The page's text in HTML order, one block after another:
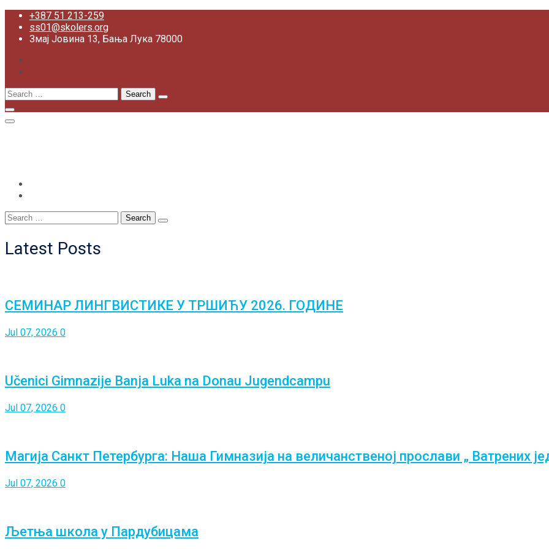
Skip
content
+387 51 213-259
ss01@skolers.org
Змај Јовина 13, Бања Лука 78000
Search
for:
Search
for:
Latest Posts
СЕМИНАР ЛИНГВИСТИКЕ У ТРШИЋУ 2026. ГОДИНЕ
Jul 07, 2026 0
Učenici Gimnazije Banja Luka na Donau Jugendcampu
Jul 07, 2026 0
Магија Санкт Петербурга: Наша Гимназија на величанственој прослави „ Ватрених
Jul 07, 2026 0
Љетња школа у Пардубицама